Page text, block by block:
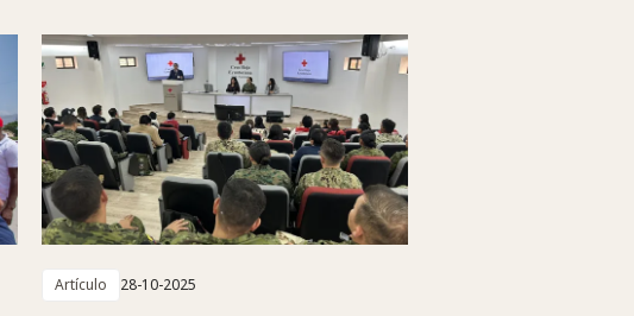
Artículo 28-10-2025